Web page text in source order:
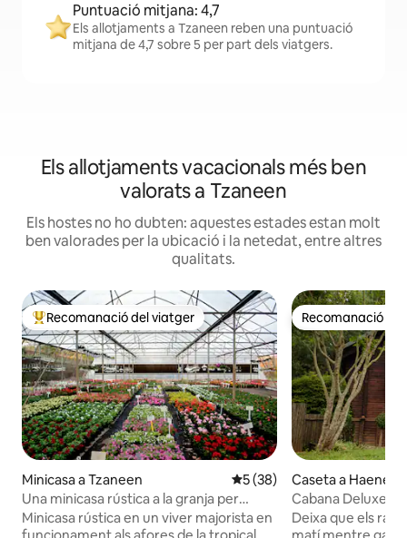
Puntuació mitjana: 4,7
Els allotjaments a Tzaneen reben una puntuació
mitjana de 4,7 sobre 5 per part dels viatgers.
Els allotjaments vacacionals més ben
valorats a Tzaneen
Els hostes no ho dubten: aquestes estades estan molt
ben valorades per la ubicació i la netedat, entre altres
qualitats.
Principals recomanacions dels viatgers
Recomanació del viatger
Minicasa a Tzaneen 5 de puntuació mitjana
5 (38)
Una minicasa rústica a la granja per
escapar a la tranquil·litat
Minicasa rústica en un viver majorista en
Recomanació
Recomanació
Caseta a
Cabana Deluxe 6
Deixa que els